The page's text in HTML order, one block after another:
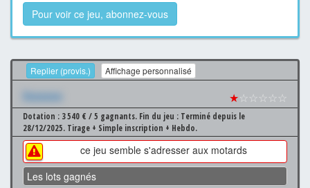
Pour voir ce jeu, abonnez-vous
Replier (provis.) Affichage personnalisé
Xxxxxxx ★☆☆☆☆☆
Dotation : 3 540 € / 5 gagnants. Fin du jeu : Terminé depuis le
28/12/2025. Tirage + Simple inscription + Hebdo.
ce jeu semble s'adresser aux motards
Les lots gagnés